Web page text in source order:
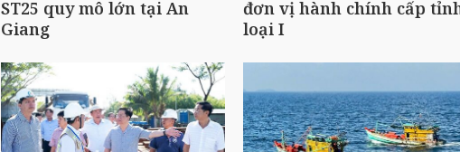
ST25 quy mô lớn tại An
Giang
đơn vị hành chính cấp
loại I